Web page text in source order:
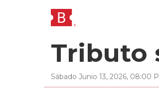
Tributo
Sábado Junio 13, 2026, 08:00